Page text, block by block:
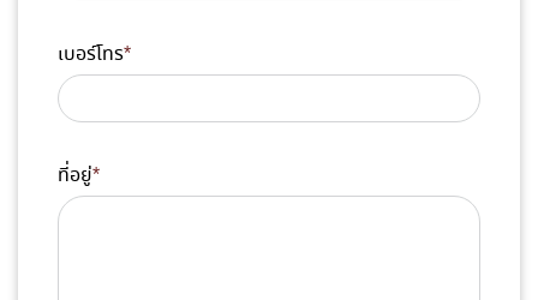
เบอร์โทร*
ที่อยู่*